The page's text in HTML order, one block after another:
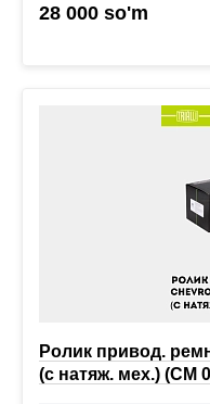
28 000 so'm
Ролик привод.
(с натяж. мех.) (CM